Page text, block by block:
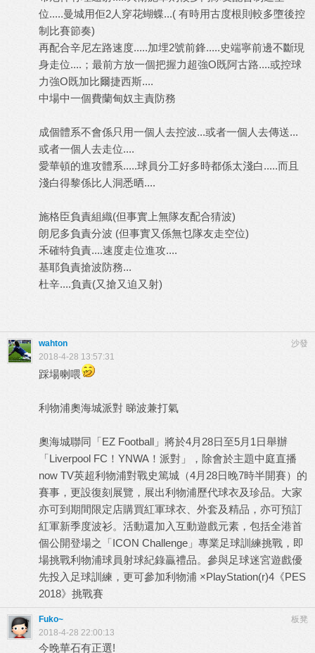
位.....曼城用佢2人穿花蝴蝶...( 有時用古度根則較多墮後控
制比賽節奏)
再配合辛尼左路速度.....加埋2號前鋒.....史端寧前邊不斷現
身走位....；最前方放一個把握力超強O既阿古路....或控球
力強O既加比爾捷西斯....
中場中一個費蘭甸奴主責防務
成個體系不會係只用一個人去控波...或者一個人去傳送...
或者一個人去走位....
愛華頓的進攻體系.....球員分工好多時都係太淺白.....而且
淺白得黎係比人洞悉晒....
施格臣負責組織(但事實上無隊友配合猜波)
朗尼多負責分波 (但事實又係無乜隊友走空位)
禾確特負責....速度走位進攻....
基耶負責搶波防務...
杜辛....負責(又搶又迫又射)
沙發
wahton
2018-4-28 13:57:31
踩場喇喂
利物浦奧海城派對 睇波兼打氣
奧海城聯同「EZ Football」將於4月28日至5月1日舉辦
「Liverpool FC！YNWA！派對」，除會於主題中庭直播
now TV英超利物浦對戰史篤城（4月28日晚7時半開賽）的
賽事，更設復刻展覽，展出利物浦歷代球衣及珍品。大家
亦可到期間限定店購買紅軍球衣、外套及精品，亦可預訂
紅軍新季度波衫。活動還加入互動遊戲元素，包括全港首
個公開登場之「ICON Challenge」專業足球訓練挑戰，即
場挑戰利物浦球員射球紀錄贏禮品。參與足球迷宮遊戲優
先投入足球訓練，更可參加利物浦 ×PlayStation(r)4《PES
2018》挑戰賽
板凳
Fuko~
2018-4-28 22:00:13
今晚華石有正選!